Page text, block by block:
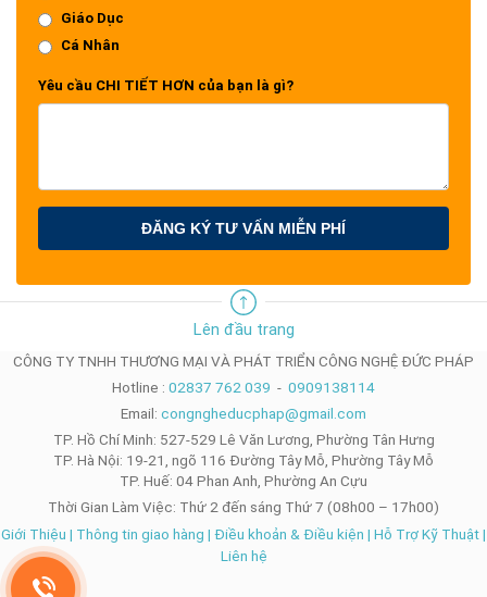
Giáo Dục
Cá Nhân
Yêu cầu CHI TIẾT HƠN của bạn là gì?
ĐĂNG KÝ TƯ VẤN MIỄN PHÍ
Lên đầu trang
CÔNG TY TNHH THƯƠNG MẠI VÀ PHÁT TRIỂN CÔNG NGHỆ ĐỨC PHÁP
Hotline : 02837 762 039 - 0909138114
Email: congngheducphap@gmail.com
TP. Hồ Chí Minh: 527-529 Lê Văn Lương, Phường Tân Hưng
TP. Hà Nội: 19-21, ngõ 116 Đường Tây Mỗ, Phường Tây Mỗ
TP. Huế: 04 Phan Anh, Phường An Cựu
Thời Gian Làm Việc: Thứ 2 đến sáng Thứ 7 (08h00 – 17h00)
Giới Thiệu | Thông tin giao hàng | Điều khoản & Điều kiện | Hỗ Trợ Kỹ Thuật|
Liên hệ